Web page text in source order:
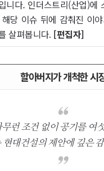
니다. 인더스트리(산업)에
당 이슈 뒤에 감춰진 이
살펴봅니다. [편집자]
할아버지가 개척한 시
무런 조건 없이 공기를 여
현대건설의 제안에 깊은